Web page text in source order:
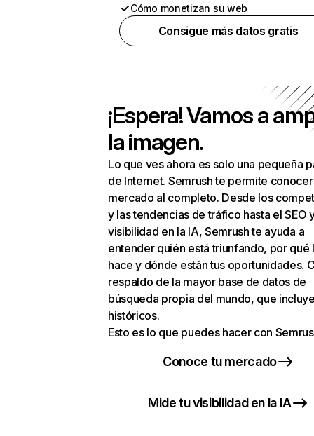
Cómo monetizan su web
Consigue más datos gratis
¡Espera! Vamos a
la imagen.
Lo que ves ahora es solo una pequeña
de Internet. Semrush te permite
mercado al completo. Desde los
y las tendencias de tráfico hasta el SEO
visibilidad en la IA, Semrush te ayuda a
entender quién está triunfando, por qué
hace y dónde están tus oportunidades.
respaldo de la mayor base de datos de
búsqueda propia del mundo, que
históricos.
Esto es lo que puedes hacer con
Conoce tu mercado
Mide tu visibilidad en la IA